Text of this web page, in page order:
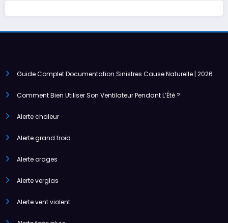
Guide Complet Documentation Sinistres Cause Naturelle | 2026
Comment Bien Utiliser Son Ventilateur Pendant L’Été ?
Alerte chaleur
Alerte grand froid
Alerte orages
Alerte verglas
Alerte vent violent